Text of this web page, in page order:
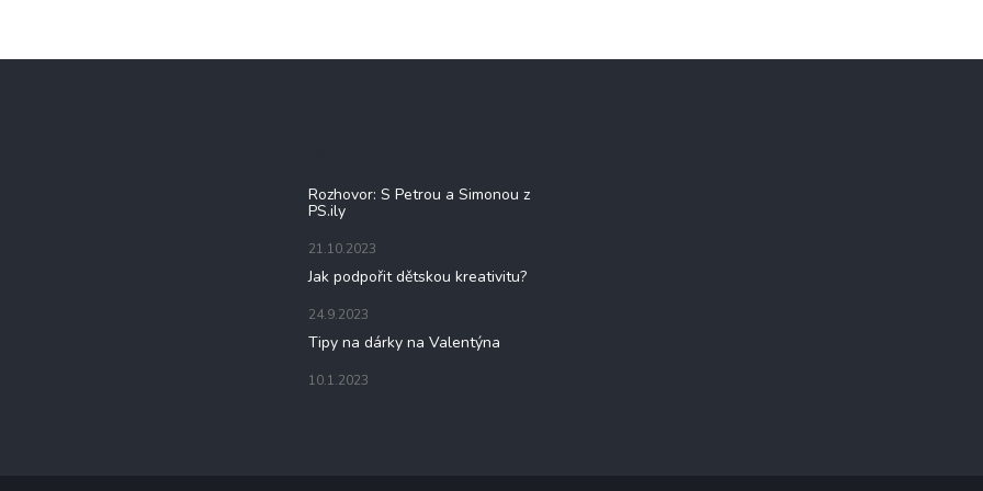
Rozhovor: S Petrou a Simonou z
PS.ily
21.10.2023
Jak podpořit dětskou kreativitu?
24.9.2023
Tipy na dárky na Valentýna
10.1.2023